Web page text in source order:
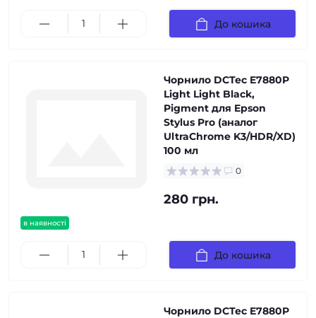
До кошика
в наявності
Чорнило DCTec E7880P
Light Light Black,
Pigment для Epson
Stylus Pro (аналог
UltraChrome K3/HDR/XD)
100 мл
0
280 грн.
До кошика
Чорнило DCTec E7880P